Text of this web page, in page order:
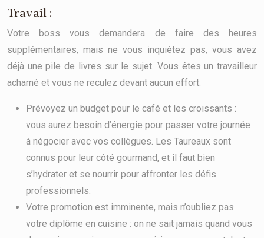
Travail :
Votre boss vous demandera de faire des heures
supplémentaires, mais ne vous inquiétez pas, vous avez
déjà une pile de livres sur le sujet. Vous êtes un travailleur
acharné et vous ne reculez devant aucun effort.
Prévoyez un budget pour le café et les croissants :
vous aurez besoin d’énergie pour passer votre journée
à négocier avec vos collègues. Les Taureaux sont
connus pour leur côté gourmand, et il faut bien
s’hydrater et se nourrir pour affronter les défis
professionnels.
Votre promotion est imminente, mais n’oubliez pas
votre diplôme en cuisine : on ne sait jamais quand vous